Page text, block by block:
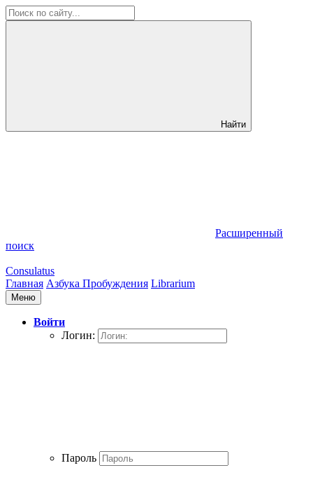
Найти
Расширенный
поиск
Consulatus
Главная Азбука Пробуждения Librarium
Меню
Войти
Логин:
Пароль